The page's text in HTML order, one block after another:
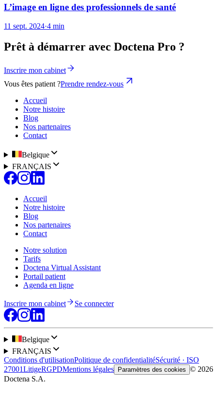
L’image en ligne des professionnels de santé
11 sept. 2024·4 min
Prêt à démarrer avec Doctena Pro ?
Inscrire mon cabinet
Vous êtes patient ?Prendre rendez-vous
Accueil
Notre histoire
Blog
Nos partenaires
Contact
Belgique
FRANÇAIS
Accueil
Notre histoire
Blog
Nos partenaires
Contact
Notre solution
Tarifs
Doctena Virtual Assistant
Portail patient
Agenda en ligne
Inscrire mon cabinet Se connecter
Belgique
FRANÇAIS
Conditions d'utilisationPolitique de confidentialitéSécurité · ISO
27001LitigeRGPDMentions légales Paramètres des cookies © 2026
Doctena S.A.